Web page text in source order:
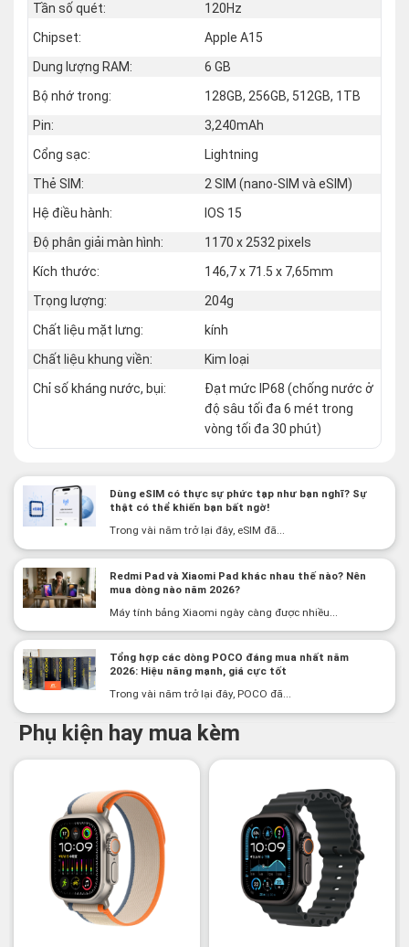
Tần số quét:
120Hz
Chipset:
Apple A15
Dung lượng RAM:
6 GB
Bộ nhớ trong:
128GB, 256GB, 512GB, 1TB
Pin:
3,240mAh
Cổng sạc:
Lightning
Thẻ SIM:
2 SIM (nano‑SIM và eSIM)
Hệ điều hành:
IOS 15
Độ phân giải màn hình:
1170 x 2532 pixels
Kích thước:
146,7 x 71.5 x 7,65mm
Trọng lượng:
204g
Chất liệu mặt lưng:
kính
Chất liệu khung viền:
Kim loại
Chỉ số kháng nước, bụi:
Đạt mức IP68 (chống nước ở
độ sâu tối đa 6 mét trong
vòng tối đa 30 phút)
Dùng eSIM có thực sự phức tạp như bạn nghĩ? Sự
thật có thể khiến bạn bất ngờ!
Trong vài năm trở lại đây, eSIM đã...
Redmi Pad và Xiaomi Pad khác nhau thế nào? Nên
mua dòng nào năm 2026?
Máy tính bảng Xiaomi ngày càng được nhiều...
Tổng hợp các dòng POCO đáng mua nhất năm
2026: Hiệu năng mạnh, giá cực tốt
Trong vài năm trở lại đây, POCO đã...
Phụ kiện hay mua kèm